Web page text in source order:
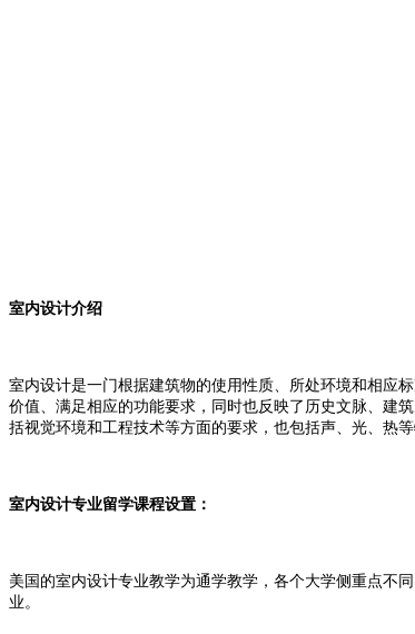
室内设计介绍
室内设计是一门根据建筑物的使用性质、所处环境和相应
价值、满足相应的功能要求，同时也反映了历史文脉、建
括视觉环境和工程技术等方面的要求，也包括声、光、热
室内设计专业留学课程设置：
美国的室内设计专业教学为通学教学，各个大学侧重点不
业。